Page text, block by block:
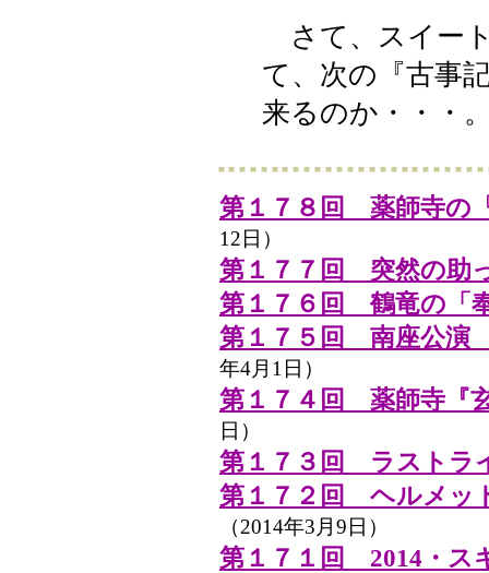
さて、スイー
て、次の『古事
来るのか・・・
第１７８回 薬師寺の
12日）
第１７７回 突然の助
第１７６回 鶴竜の「
第１７５回 南座公演
年4月1日）
第１７４回 薬師寺『
日）
第１７３回 ラストラ
第１７２回 ヘルメッ
（2014年3月9日）
第１７１回 2014・ス